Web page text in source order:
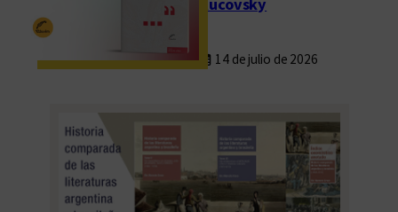
Rucovsky
14 de julio de 2026